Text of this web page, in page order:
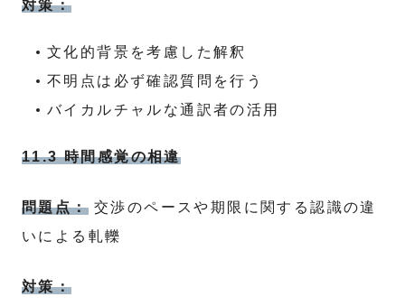
対策：
文化的背景を考慮した解釈
不明点は必ず確認質問を行う
バイカルチャルな通訳者の活用
11.3 時間感覚の相違
問題点：交渉のペースや期限に関する認識の違
いによる軋轢
対策：